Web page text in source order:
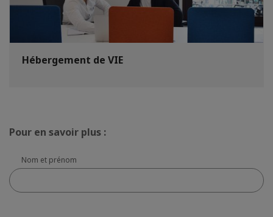
Hébergement de VIE
Pour en savoir plus :
Nom et prénom